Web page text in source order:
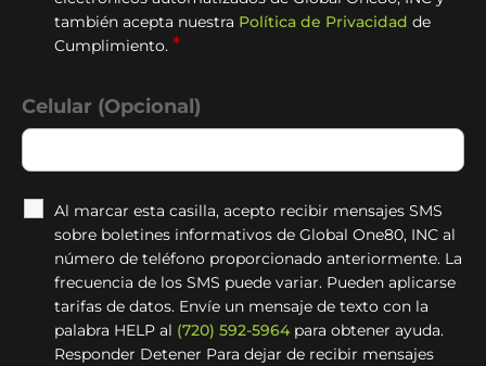
también acepta nuestra Política de Privacidad de
Cumplimiento. *
Celular (Opcional)
Al marcar esta casilla, acepto recibir mensajes SMS
sobre boletines informativos de Global One80, INC al
número de teléfono proporcionado anteriormente. La
frecuencia de los SMS puede variar. Pueden aplicarse
tarifas de datos. Envíe un mensaje de texto con la
palabra HELP al (720) 592-5964 para obtener ayuda.
Responder Detener Para dejar de recibir mensajes